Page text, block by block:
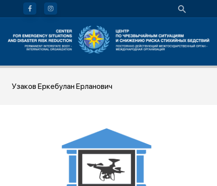
Узаков Еркебулан Ерланович